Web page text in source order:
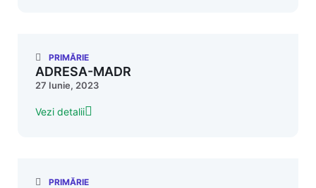
PRIMĂRIE
ADRESA-MADR
27 Iunie, 2023
Vezi detalii
PRIMĂRIE